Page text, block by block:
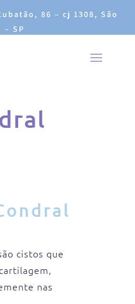
86 – cj 1308, São
– SP
cistos que
nas